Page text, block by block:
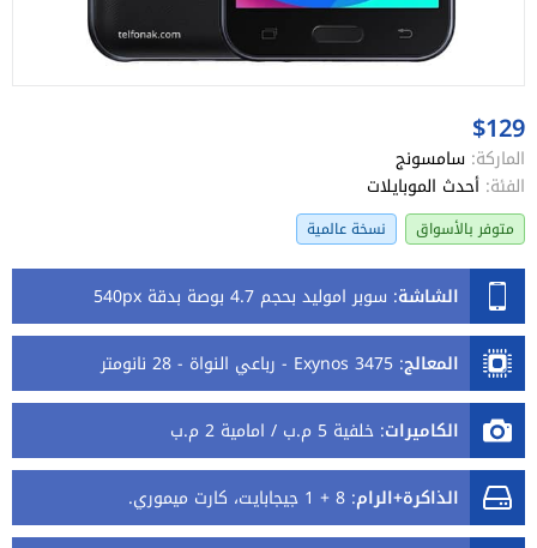
$129
الماركة: سامسونج
الفئة: أحدث الموبايلات
متوفر بالأسواق نسخة عالمية
الشاشة: سوبر اموليد بحجم 4.7 بوصة بدقة 540px
المعالج: Exynos 3475 - رباعي النواة - 28 نانومتر
الكاميرات: خلفية 5 م.ب / امامية 2 م.ب
الذاكرة+الرام: 8 + 1 جيجابايت، كارت ميموري.